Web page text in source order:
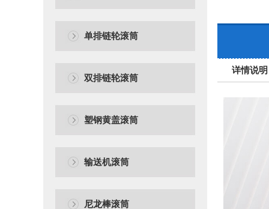
单排链轮滚筒
双排链轮滚筒
塑钢黄盖滚筒
输送机滚筒
尼龙棒滚筒
详情说明